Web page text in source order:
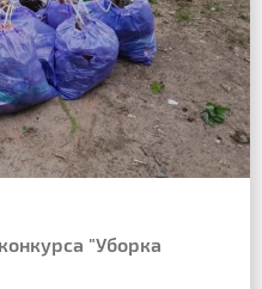
"Уборка